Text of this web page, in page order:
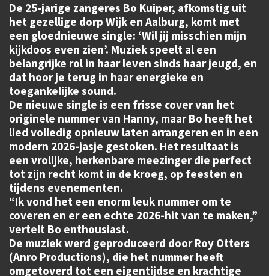
De 25-jarige zangeres Bo Kuiper, afkomstig uit
het gezellige dorp Wijk en Aalburg, komt met
een gloednieuwe single: ‘Wil jij misschien mijn
kijkdoos even zien’. Muziek speelt al een
belangrijke rol in haar leven sinds haar jeugd, en
dat hoor je terug in haar energieke en
toegankelijke sound.
De nieuwe single is een frisse cover van het
originele nummer van Hanny, maar Bo heeft het
lied volledig opnieuw laten arrangeren en in een
modern 2026-jasje gestoken. Het resultaat is
een vrolijke, herkenbare meezinger die perfect
tot zijn recht komt in de kroeg, op feesten en
tijdens evenementen.
“Ik vond het een enorm leuk nummer om te
coveren en er een echte 2026-hit van te maken,”
vertelt Bo enthousiast.
De muziek werd geproduceerd door Roy Otters
(Anro Productions), die het nummer heeft
omgetoverd tot een eigentijdse en krachtige